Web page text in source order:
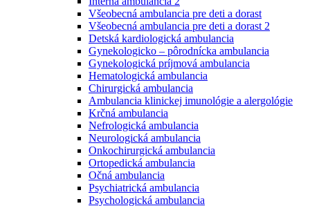
Všeobecná ambulancia pre deti a dorast
Všeobecná ambulancia pre deti a dorast 2
Detská kardiologická ambulancia
Gynekologicko – pôrodnícka ambulancia
Gynekologická príjmová ambulancia
Hematologická ambulancia
Chirurgická ambulancia
Ambulancia klinickej imunológie a alergológie
Krčná ambulancia
Nefrologická ambulancia
Neurologická ambulancia
Onkochirurgická ambulancia
Ortopedická ambulancia
Očná ambulancia
Psychiatrická ambulancia
Psychologická ambulancia